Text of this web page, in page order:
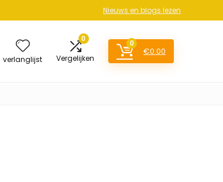
Nieuws en blogs lezen
verlanglijst
0
Vergelijken
0
€0.00